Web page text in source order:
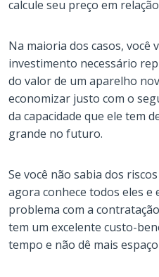
calcule seu preço em
Na maioria dos casos, você
investimento necessário
do valor de um aparelho
economizar justo com o
da capacidade que ele tem
grande no futuro.
Se você não sabia dos
agora conhece todos eles e
problema com a
tem um excelente custo-
tempo e não dê mais